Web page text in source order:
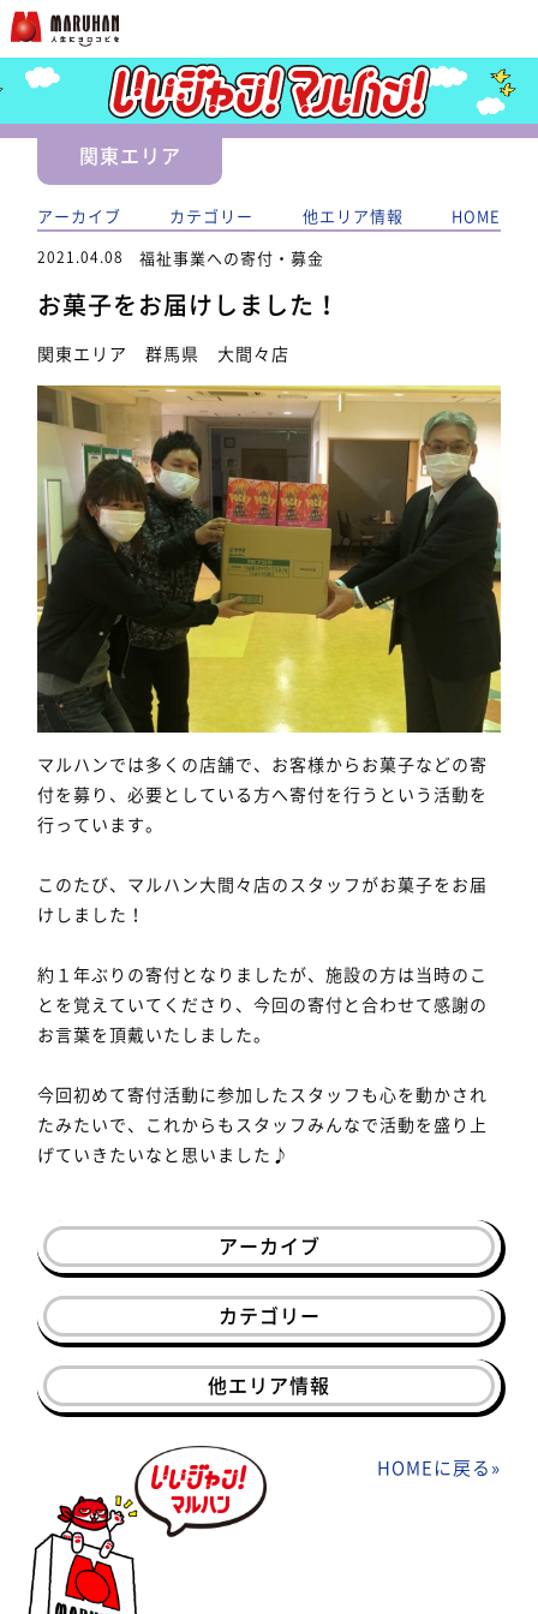
関東エリア
アーカイブ カテゴリー 他エリア情報 HOME
2021.04.08 福祉事業への寄付・募金
お菓子をお届けしました！
関東エリア 群馬県 大間々店
マルハンでは多くの店舗で、お客様からお菓子などの寄
付を募り、必要としている方へ寄付を行うという活動を
行っています。
このたび、マルハン大間々店のスタッフがお菓子をお届
けしました！
約１年ぶりの寄付となりましたが、施設の方は当時のこ
とを覚えていてくださり、今回の寄付と合わせて感謝の
お言葉を頂戴いたしました。
今回初めて寄付活動に参加したスタッフも心を動かされ
たみたいで、これからもスタッフみんなで活動を盛り上
げていきたいなと思いました♪
アーカイブ
カテゴリー
他エリア情報
HOMEに戻る»